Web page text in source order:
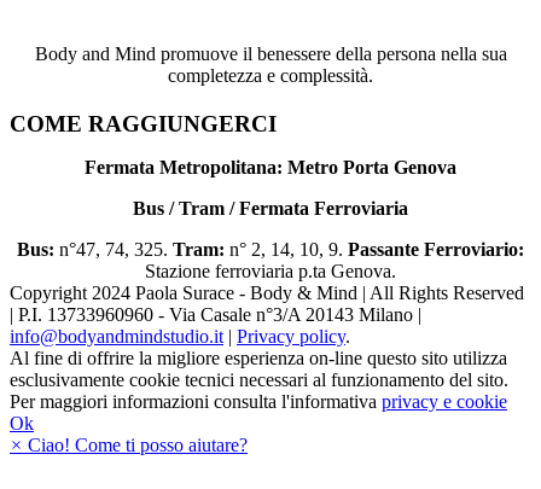
Body and Mind promuove il benessere della persona nella sua
completezza e complessità.
COME RAGGIUNGERCI
Fermata Metropolitana: Metro Porta Genova
Bus / Tram / Fermata Ferroviaria
Bus: n°47, 74, 325. Tram: n° 2, 14, 10, 9. Passante Ferroviario:
Stazione ferroviaria p.ta Genova.
Copyright 2024 Paola Surace - Body & Mind | All Rights Reserved
| P.I. 13733960960 - Via Casale n°3/A 20143 Milano |
info@bodyandmindstudio.it | Privacy policy.
Al fine di offrire la migliore esperienza on-line questo sito utilizza
esclusivamente cookie tecnici necessari al funzionamento del sito.
Per maggiori informazioni consulta l'informativa privacy e cookie
Ok
× Ciao! Come ti posso aiutare?